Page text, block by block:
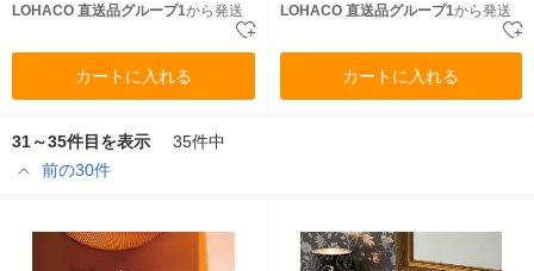
LOHACO 直送品グループ1から発送
カートに入れる
LOHACO 直送品グループ1から発送
カートに入れる
31～35件目を表示
35件中
前の30件